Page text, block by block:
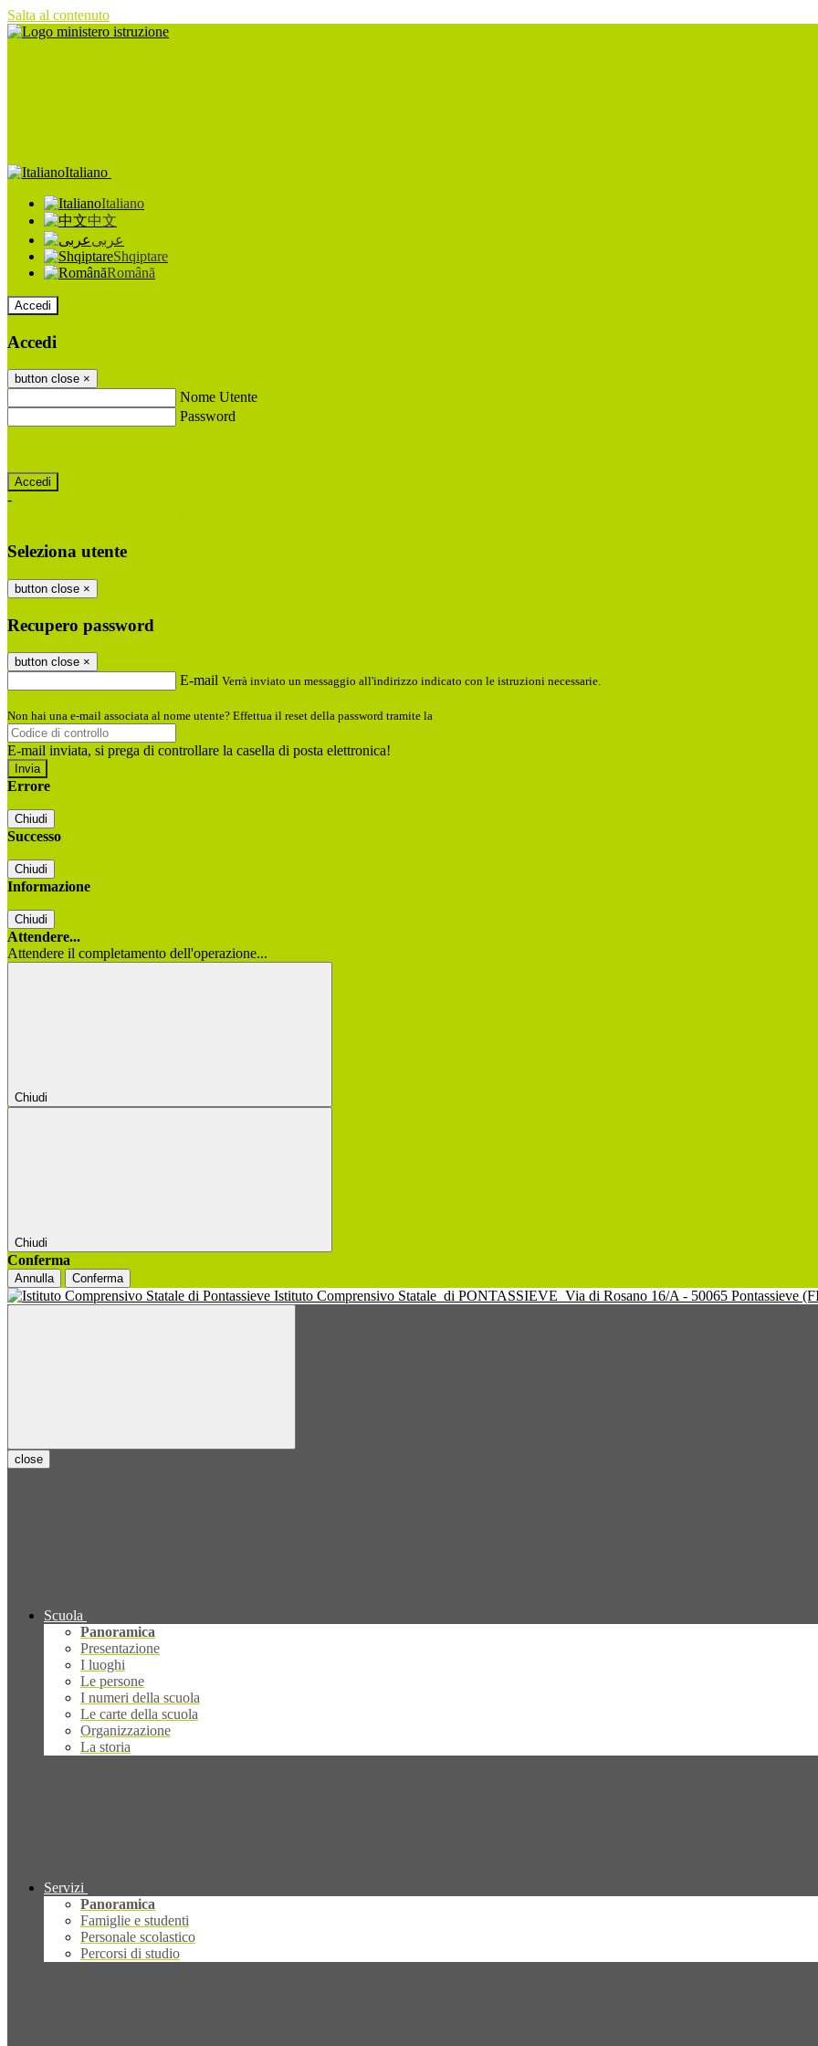
Salta al contenuto
Italiano
Italiano
中文
عربى
Shqiptare
Română
Accedi
Accedi
button close ×
Nome Utente
Password
-
Seleziona utente
button close ×
Recupero password
button close ×
E-mail Verrà inviato un messaggio all'indirizzo indicato con le istruzioni necessarie.
Non hai una e-mail associata al nome utente? Effettua il reset della password tramite la
E-mail inviata, si prega di controllare la casella di posta elettronica!
Errore
Chiudi
Successo
Chiudi
Informazione
Chiudi
Attendere...
Attendere il completamento dell'operazione...
Chiudi
Chiudi
Conferma
Annulla Conferma
Istituto Comprensivo Statale di PONTASSIEVE Via di Rosano 16/A - 50065 Pontassieve
close
Scuola
Panoramica
Presentazione
I luoghi
Le persone
I numeri della scuola
Le carte della scuola
Organizzazione
La storia
Servizi
Panoramica
Famiglie e studenti
Personale scolastico
Percorsi di studio